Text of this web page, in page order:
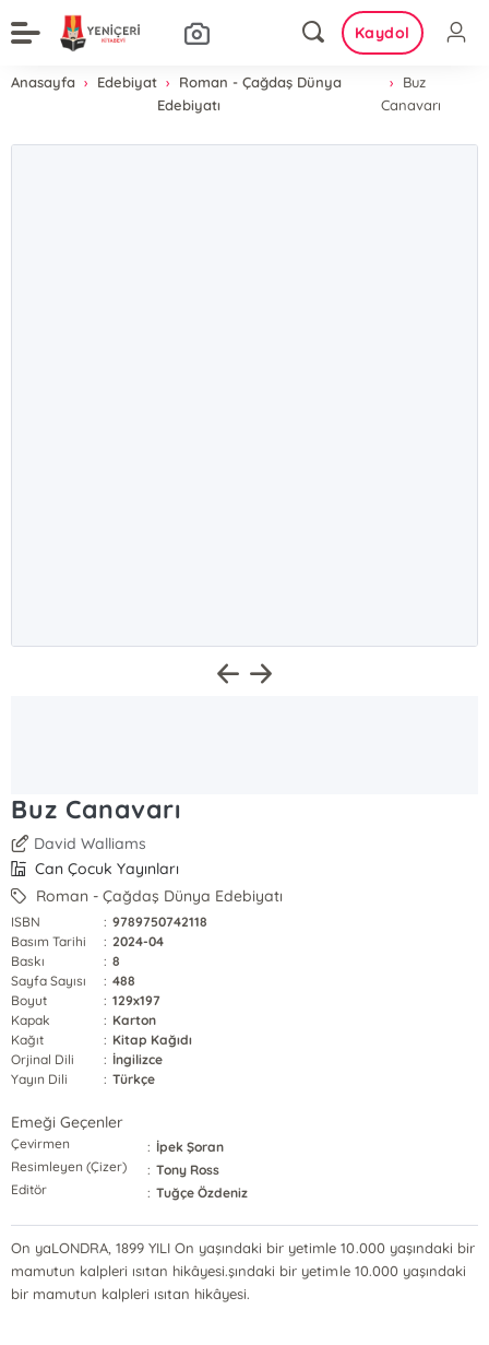
Kaydol
Anasayfa Edebiyat
Roman - Çağdaş Dünya
Edebiyatı
Buz
Canavarı
Buz Canavarı
David Walliams
Can Çocuk Yayınları
Roman - Çağdaş Dünya Edebiyatı
ISBN : 9789750742118
Basım Tarihi
: 2024-04
Baskı
: 8
Sayfa Sayısı
: 488
Boyut
: 129x197
Kapak
: Karton
Kağıt
: Kitap Kağıdı
Orjinal Dili
: İngilizce
Yayın Dili
: Türkçe
Emeği Geçenler
Çevirmen : İpek Şoran
Resimleyen (Çizer)
: Tony Ross
Editör
: Tuğçe Özdeniz
On yaLONDRA, 1899 YILI On yaşındaki bir yetimle 10.000 yaşındaki bir
mamutun kalpleri ısıtan hikâyesi.şındaki bir yetimle 10.000 yaşındaki
bir mamutun kalpleri ısıtan hikâyesi.